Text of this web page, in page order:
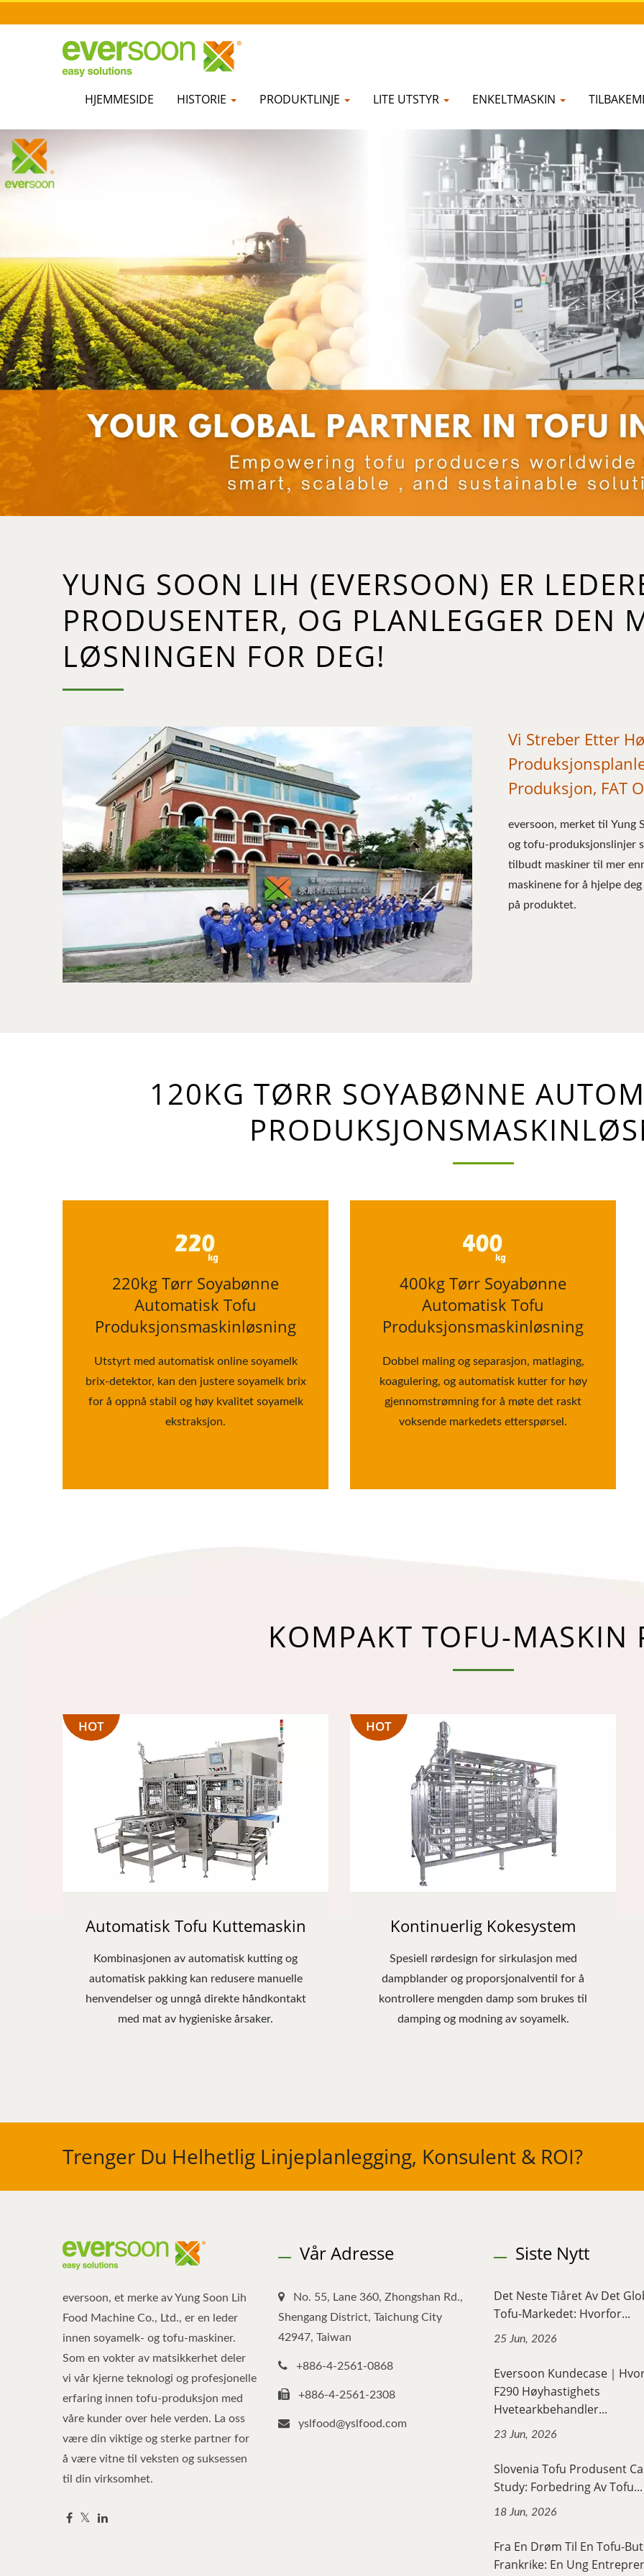
HJEMMESIDE HISTORIE PRODUKTLINJE LITE UTSTYR ENKELTMASKIN
YUNG SOON LIH (EVERSOON) ER
PRODUSENTER, OG PLANLEGGER DEN
LØSNINGEN FOR DEG!
Vi Streber Etter
Produksjon, FAT
eversoon, merket til Yung
og tofu-produksjonslinjer
tilbudt maskiner til mer
maskinene for å hjelpe
på produktet.
120KG TØRR SOYABØNNE
220kg Tørr Soyabønne
Automatisk Tofu
Produksjonsmaskinløsning
Utstyrt med automatisk online soyamelk
brix-detektor, kan den justere soyamelk brix
for å oppnå stabil og høy kvalitet soyamelk
ekstraksjon.
400kg Tørr Soyabønne
Automatisk Tofu
Produksjonsmaskinløsning
Dobbel maling og separasjon, matlaging,
koagulering, og automatisk kutter for høy
gjennomstrømning for å møte det raskt
voksende markedets etterspørsel.
KOMPAKT TOFU-MASKIN
HOT
Automatisk Tofu Kuttemaskin
Kombinasjonen av automatisk kutting og
automatisk pakking kan redusere manuelle
henvendelser og unngå direkte håndkontakt
med mat av hygieniske årsaker.
HOT
Kontinuerlig Kokesystem
Spesiell rørdesign for sirkulasjon med
dampblander og proporsjonalventil for å
kontrollere mengden damp som brukes til
damping og modning av soyamelk.
Trenger Du Helhetlig Linjeplanlegging, Konsulent & ROI?
eversoon, et merke av Yung Soon Lih
Food Machine Co., Ltd., er en leder
innen soyamelk- og tofu-maskiner.
Som en vokter av matsikkerhet deler
vi vår kjerne teknologi og profesjonelle
erfaring innen tofu-produksjon med
våre kunder over hele verden. La oss
være din viktige og sterke partner for
å være vitne til veksten og suksessen
til din virksomhet.
Vår Adresse
No. 55, Lane 360, Zhongshan Rd.,
Shengang District, Taichung City
42947, Taiwan
+886-4-2561-0868
+886-4-2561-2308
yslfood@yslfood.com
Siste Nytt
Det Neste Tiåret Av Det
Tofu-Markedet: Hvorfor...
25 Jun, 2026
Eversoon Kundecase｜
F290 Høyhastighets
Hvetearkbehandler...
23 Jun, 2026
Slovenia Tofu Produsent
Study: Forbedring Av Tofu...
18 Jun, 2026
Fra En Drøm Til En Tofu-
Frankrike: En Ung